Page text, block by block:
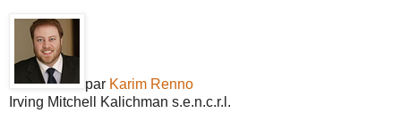
par Karim Renno
Irving Mitchell Kalichman s.e.n.c.r.l.